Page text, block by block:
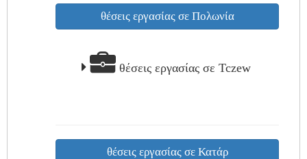
θέσεις εργασίας σε Πολωνία
θέσεις εργασίας σε Tczew
θέσεις εργασίας σε Κατάρ